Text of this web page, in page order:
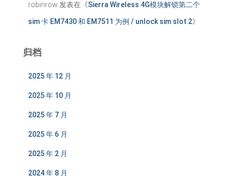
robinrow 发表在《Sierra Wireless 4G模块解锁第二个
sim 卡 EM7430 和 EM7511 为例 / unlock sim slot 2》
归档
2025 年 12 月
2025 年 10 月
2025 年 7 月
2025 年 6 月
2025 年 2 月
2024 年 8 月